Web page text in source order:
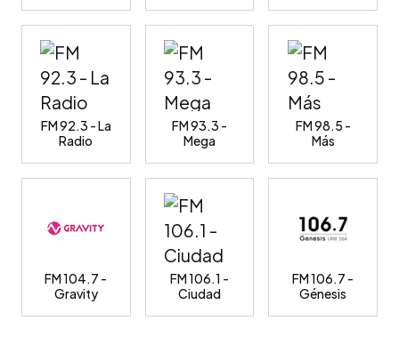
FM 92.3 - La
Radio
FM 93.3 -
Mega
FM 98.5 -
Más
FM 104.7 -
Gravity
FM 106.1 -
Ciudad
FM 106.7 -
Génesis